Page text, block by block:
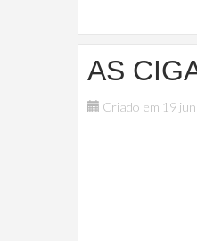
AS
Criado em 19